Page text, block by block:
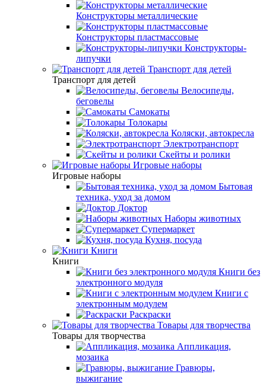
Конструкторы металлические
Конструкторы пластмассовые
Конструкторы-
липучки
Транспорт для детей
Транспорт для детей
Велосипеды,
беговелы
Самокаты
Толокары
Коляски, автокресла
Электротранспорт
Скейты и ролики
Игровые наборы
Игровые наборы
Бытовая
техника, уход за домом
Доктор
Наборы животных
Супермаркет
Кухня, посуда
Книги
Книги
Книги без
электронного модуля
Книги с
электронным модулем
Раскраски
Товары для творчества
Товары для творчества
Аппликация,
мозаика
Гравюры,
выжигание